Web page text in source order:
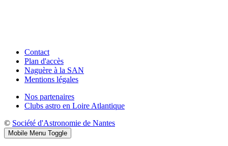
Contact
Plan d'accès
Naguère à la SAN
Mentions légales
Nos partenaires
Clubs astro en Loire Atlantique
© Société d'Astronomie de Nantes
Mobile Menu Toggle